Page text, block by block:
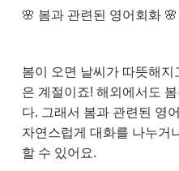
🌸 봄과 관련된 영어회화 🌸
봄이 오면 날씨가 따뜻해
은 계절이죠! 해외에서도
다. 그래서 봄과 관련된 영
자연스럽게 대화를 나누거
할 수 있어요.